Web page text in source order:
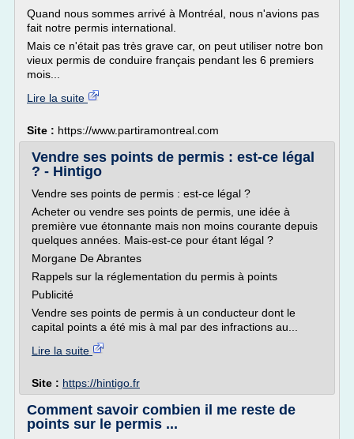
Quand nous sommes arrivé à Montréal, nous n'avions pas
fait notre permis international.
Mais ce n'était pas très grave car, on peut utiliser notre bon
vieux permis de conduire français pendant les 6 premiers
mois...
Lire la suite
Site : https://www.partiramontreal.com
Vendre ses points de permis : est-ce légal
? - Hintigo
Vendre ses points de permis : est-ce légal ?
Acheter ou vendre ses points de permis, une idée à
première vue étonnante mais non moins courante depuis
quelques années. Mais-est-ce pour étant légal ?
Morgane De Abrantes
Rappels sur la réglementation du permis à points
Publicité
Vendre ses points de permis à un conducteur dont le
capital points a été mis à mal par des infractions au...
Lire la suite
Site : https://hintigo.fr
Comment savoir combien il me reste de
points sur le permis ...